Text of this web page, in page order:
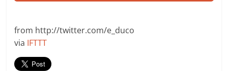
from http://twitter.com/e_duco
via IFTTT